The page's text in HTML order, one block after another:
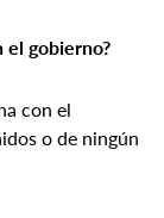
gobierno?
con el
o de ningún